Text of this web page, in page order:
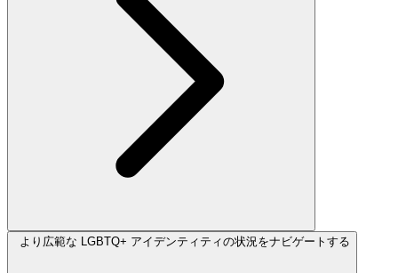
より広範な LGBTQ+ アイデンティティの状況をナビゲートする